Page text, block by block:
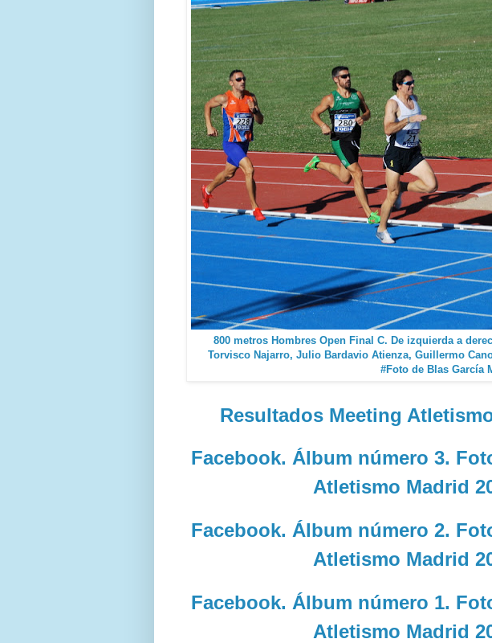
800 metros Hombres Open Final C. De izquierda a
Torvisco Najarro, Julio Bardavio Atienza, Guillermo
#Foto de Blas García
Resultados Meeting
Facebook. Álbum número 3.
Atletismo Madrid
Facebook. Álbum número 2.
Atletismo Madrid
Facebook. Álbum número 1.
Atletismo Madrid